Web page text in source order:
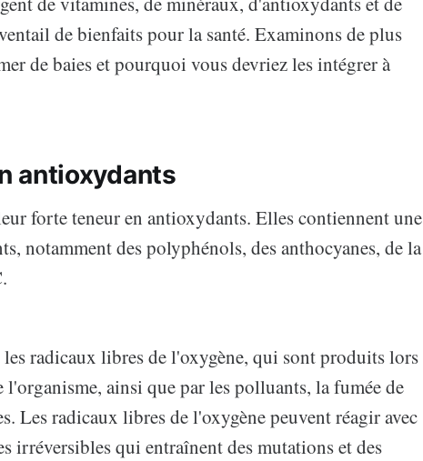
de bienfaits pour la santé. Examinons de plus
de baies et pourquoi vous devriez les intégrer à
antioxydants
forte teneur en antioxydants. Elles contiennent une
notamment des polyphénols, des anthocyanes, de la
radicaux libres de l'oxygène, qui sont produits lors
l'organisme, ainsi que par les polluants, la fumée de
Les radicaux libres de l'oxygène peuvent réagir avec
irréversibles qui entraînent des mutations et des